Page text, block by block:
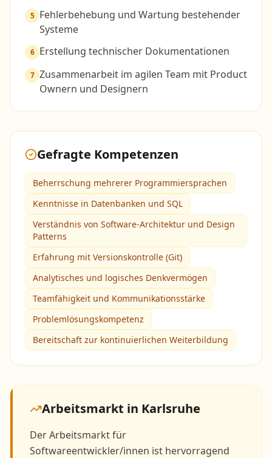
5 Fehlerbehebung und Wartung bestehender
Systeme
6 Erstellung technischer Dokumentationen
7 Zusammenarbeit im agilen Team mit Product
Ownern und Designern
Gefragte Kompetenzen
Beherrschung mehrerer Programmiersprachen
Kenntnisse in Datenbanken und SQL
Verständnis von Software-Architektur und Design
Patterns
Erfahrung mit Versionskontrolle (Git)
Analytisches und logisches Denkvermögen
Teamfähigkeit und Kommunikationsstärke
Problemlösungskompetenz
Bereitschaft zur kontinuierlichen Weiterbildung
Arbeitsmarkt in Karlsruhe
Der Arbeitsmarkt für
Softwareentwickler/innen ist hervorragend